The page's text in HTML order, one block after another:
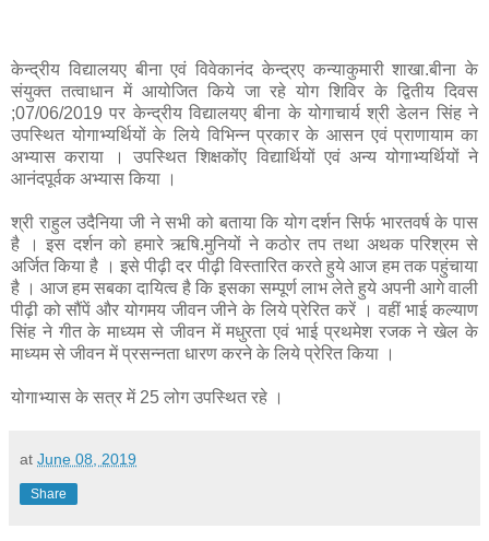
केन्द्रीय विद्यालयए बीना एवं विवेकानंद केन्द्रए कन्याकुमारी शाखा.बीना के
संयुक्त तत्वाधान में आयोजित किये जा रहे योग शिविर के द्वितीय दिवस
;07/06/2019 पर केन्द्रीय विद्यालयए बीना के योगाचार्य श्री डेलन सिंह ने
उपस्थित योगाभ्यर्थियों के लिये विभिन्न प्रकार के आसन एवं प्राणायाम का
अभ्यास कराया । उपस्थित शिक्षकोंए विद्यार्थियों एवं अन्य योगाभ्यर्थियों ने
आनंदपूर्वक अभ्यास किया ।
श्री राहुल उदैनिया जी ने सभी को बताया कि योग दर्शन सिर्फ भारतवर्ष के पास
है । इस दर्शन को हमारे ऋषि.मुनियों ने कठोर तप तथा अथक परिश्रम से
अर्जित किया है । इसे पीढ़ी दर पीढ़ी विस्तारित करते हुये आज हम तक पहुंचाया
है । आज हम सबका दायित्व है कि इसका सम्पूर्ण लाभ लेते हुये अपनी आगे वाली
पीढ़ी को सौंपें और योगमय जीवन जीने के लिये प्रेरित करें । वहीं भाई कल्याण
सिंह ने गीत के माध्यम से जीवन में मधुरता एवं भाई प्रथमेश रजक ने खेल के
माध्यम से जीवन में प्रसन्नता धारण करने के लिये प्रेरित किया ।
योगाभ्यास के सत्र में 25 लोग उपस्थित रहे ।
at June 08, 2019
Share